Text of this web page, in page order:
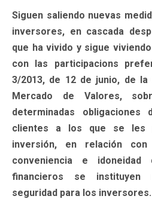
Siguen saliendo nuevas
inversores, en cascada
que ha vivido y sigue
con las participacions
3/2013, de 12 de junio, de la
Mercado de Valores,
determinadas
clientes a los que se les
inversión, en relación
conveniencia e
financieros se instituyen
seguridad para los inversores.